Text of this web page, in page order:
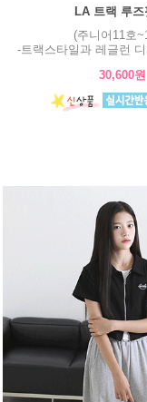
LA 트랙 루즈
(주니어11호
-트랙스타일과 레글런
30,600원